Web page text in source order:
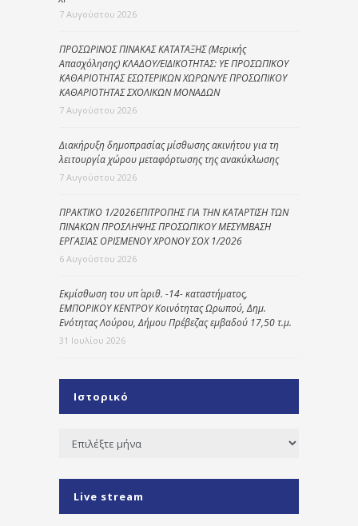
7 Αυγούστου 2026
ΠΡΟΣΩΡΙΝΟΣ ΠΙΝΑΚΑΣ ΚΑΤΑΤΑΞΗΣ (Μερικής
Απασχόλησης) ΚΛΑΔΟΥ/ΕΙΔΙΚΟΤΗΤΑΣ: ΥΕ ΠΡΟΣΩΠΙΚΟΥ
ΚΑΘΑΡΙΟΤΗΤΑΣ ΕΣΩΤΕΡΙΚΩΝ ΧΩΡΩΝ/ΥΕ ΠΡΟΣΩΠΙΚΟΥ
ΚΑΘΑΡΙΟΤΗΤΑΣ ΣΧΟΛΙΚΩΝ ΜΟΝΑΔΩΝ
7 Αυγούστου 2026
Διακήρυξη δημοπρασίας μίσθωσης ακινήτου για τη
λειτουργία χώρου μεταφόρτωσης της ανακύκλωσης
7 Αυγούστου 2026
ΠΡΑΚΤΙΚΟ 1/2026ΕΠΙΤΡΟΠΗΣ ΓΙΑ ΤΗΝ ΚΑΤΑΡΤΙΣΗ ΤΩΝ
ΠΙΝΑΚΩΝ ΠΡΟΣΛΗΨΗΣ ΠΡΟΣΩΠΙΚΟΥ ΜΕΣΥΜΒΑΣΗ
ΕΡΓΑΣΙΑΣ ΟΡΙΣΜΕΝΟΥ ΧΡΟΝΟΥ ΣΟΧ 1/2026
6 Αυγούστου 2026
Εκμίσθωση του υπ΄ αριθ. -14- καταστήματος,
ΕΜΠΟΡΙΚΟΥ ΚΕΝΤΡΟΥ Κοινότητας Ωρωπού, Δημ.
Ενότητας Λούρου, Δήμου Πρέβεζας εμβαδού 17,50 τ.μ.
31 Ιουλίου 2026
Ιστορικό
Ιστορικό
Live stream